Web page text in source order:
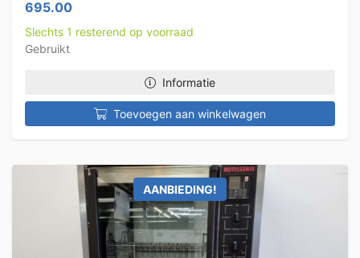
695.00
Slechts 1 resterend op voorraad
Gebruikt
Informatie
Toevoegen aan winkelwagen
AANBIEDING!